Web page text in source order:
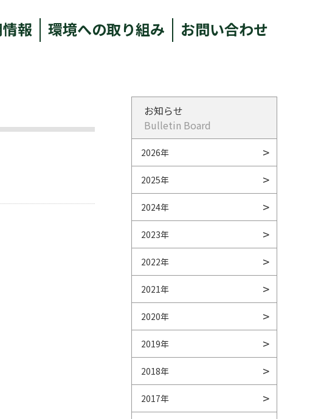
報 環境への取り組み お問い合わせ
お知らせ
Bulletin Board
2026年
2025年
2024年
2023年
2022年
2021年
2020年
2019年
2018年
2017年